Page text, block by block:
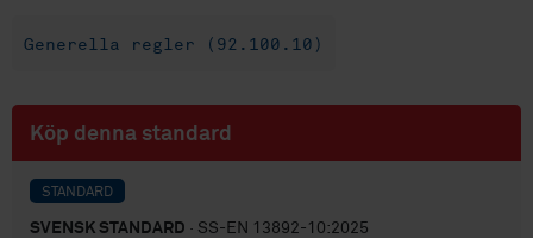
Generella regler (92.100.10)
Köp denna standard
STANDARD
SVENSK STANDARD · SS-EN 13892-10:2025